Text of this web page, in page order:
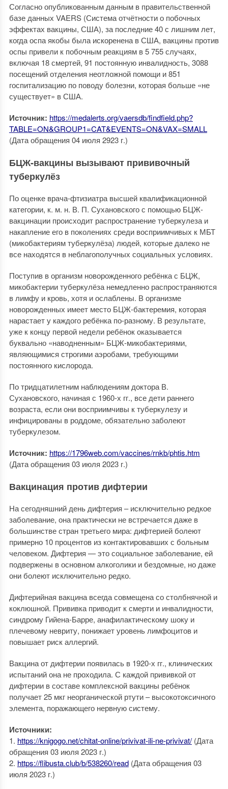
Согласно опубликованным данным в правительственной
базе данных VAERS (Система отчётности о побочных
эффектах вакцины, США), за последние 40 с лишним лет,
когда оспа якобы была искоренена в США, вакцины против
оспы привели к побочным реакциям в 5 755 случаях,
включая 18 смертей, 91 постоянную инвалидность, 3088
посещений отделения неотложной помощи и 851
госпитализацию по поводу болезни, которая больше «не
существует» в США.
Источник: https://medalerts.org/vaersdb/findfield.php?
TABLE=ON&GROUP1=CAT&EVENTS=ON&VAX=SMALL
(Дата обращения 04 июля 2923 г.)
БЦЖ-вакцины вызывают прививочный
туберкулёз
По оценке врача-фтизиатра высшей квалификационной
категории, к. м. н. В. П. Сухановского с помощью БЦЖ-
вакцинации происходит распространение туберкулеза и
накапление его в поколениях среди восприимчивых к МБТ
(микобактериям туберкулёза) людей, которые далеко не
все находятся в неблагополучных социальных условиях.
Поступив в организм новорожденного ребёнка с БЦЖ,
микобактерии туберкулёза немедленно распространяются
в лимфу и кровь, хотя и ослаблены. В организме
новорожденных имеет место БЦЖ-бактеремия, которая
нарастает у каждого ребёнка по-разному. В результате,
уже к концу первой недели ребёнок оказывается
буквально «наводненным» БЦЖ-микобактериями,
являющимися строгими аэробами, требующими
постоянного кислорода.
По тридцатилетним наблюдениям доктора В.
Сухановского, начиная с 1960-х гг., все дети раннего
возраста, если они восприимчивы к туберкулезу и
инфицированы в роддоме, обязательно заболеют
туберкулезом.
Источник: https://1796web.com/vaccines/rnkb/phtis.htm
(Дата обращения 03 июля 2023 г.)
Вакцинация против дифтерии
На сегодняшний день дифтерия – исключительно редкое
заболевание, она практически не встречается даже в
большинстве стран третьего мира: дифтерией болеют
примерно 10 процентов из контактировавших с больным
человеком. Дифтерия — это социальное заболевание, ей
подвержены в основном алкоголики и бездомные, но даже
они болеют исключительно редко.
Дифтерийная вакцина всегда совмещена со столбнячной и
коклюшной. Прививка приводит к смерти и инвалидности,
синдрому Гийена-Барре, анафилактическому шоку и
плечевому невриту, понижает уровень лимфоцитов и
повышает риск аллергий.
Вакцина от дифтерии появилась в 1920-х гг., клинических
испытаний она не проходила. С каждой прививкой от
дифтерии в составе комплексной вакцины ребёнок
получает 25 мкг неорганической ртути – высокотоксичного
элемента, поражающего нервную систему.
Источники:
1. https://knigogo.net/chitat-online/privivat-ili-ne-privivat/ (Дата
обращения 03 июля 2023 г.)
2. https://flibusta.club/b/538260/read(Дата обращения 03
июля 2023 г.)